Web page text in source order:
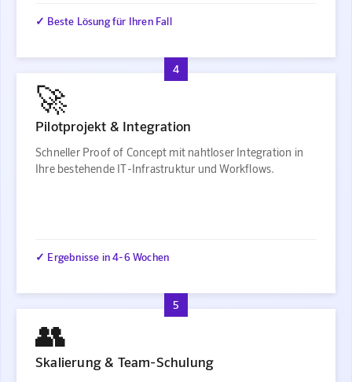
✓ Beste Lösung für Ihren Fall
4
🚀
Pilotprojekt & Integration
Schneller Proof of Concept mit nahtloser Integration in
Ihre bestehende IT-Infrastruktur und Workflows.
✓ Ergebnisse in 4-6 Wochen
5
👥
Skalierung & Team-Schulung